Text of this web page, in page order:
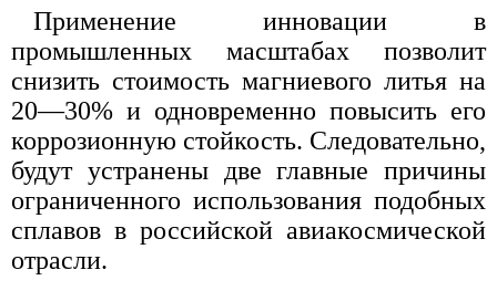
Применение инновации в
промышленных масштабах позволит
снизить стоимость магниевого литья на
20—30% и одновременно повысить его
коррозионную стойкость. Следовательно,
будут устранены две главные причины
ограниченного использования подобных
сплавов в российской авиакосмической
отрасли.